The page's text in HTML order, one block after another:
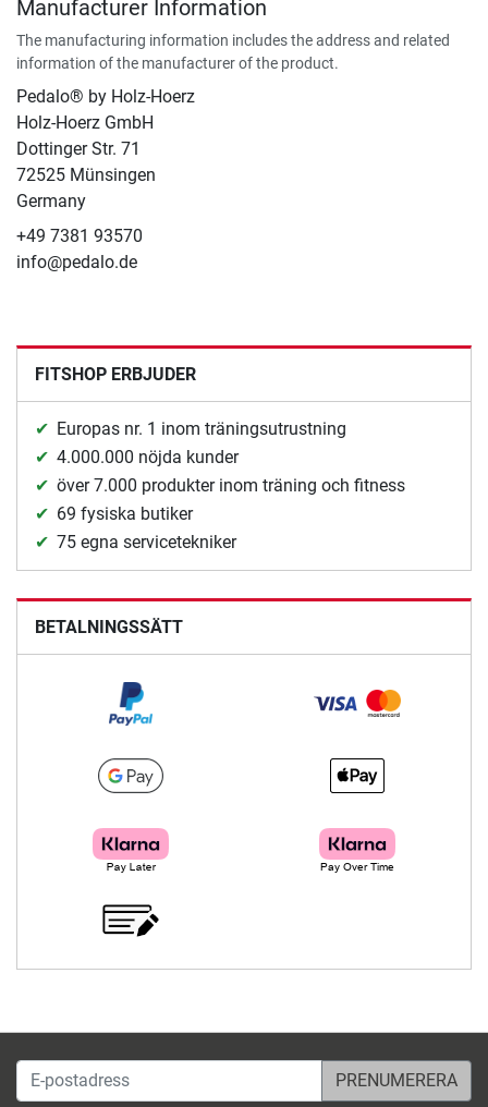
Manufacturer Information
The manufacturing information includes the address and related
information of the manufacturer of the product.
Pedalo® by Holz-Hoerz
Holz-Hoerz GmbH
Dottinger Str. 71
72525 Münsingen
Germany
+49 7381 93570
info@pedalo.de
FITSHOP ERBJUDER
Europas nr. 1 inom träningsutrustning
4.000.000 nöjda kunder
över 7.000 produkter inom träning och fitness
69 fysiska butiker
75 egna servicetekniker
BETALNINGSSÄTT
E-postadress